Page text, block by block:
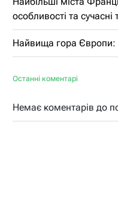
особливості та сучасні
Найвища гора Європи:
Останні коментарі
Немає коментарів до